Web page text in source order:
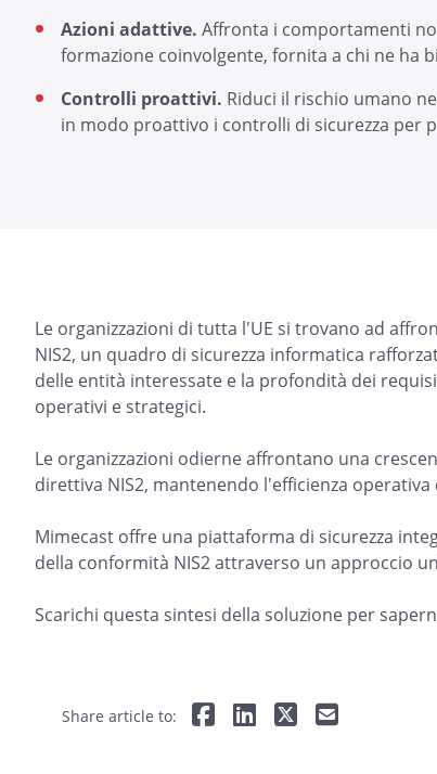
Azioni adattive. Affronta i comportamenti
formazione coinvolgente, fornita a chi ne ha
Controlli proattivi. Riduci il rischio umano
in modo proattivo i controlli di sicurezza per
Le organizzazioni di tutta l'UE si trovano ad
NIS2, un quadro di sicurezza informatica
delle entità interessate e la profondità dei
operativi e strategici.
Le organizzazioni odierne affrontano una
direttiva NIS2, mantenendo l'efficienza
Mimecast offre una piattaforma di sicurezza
della conformità NIS2 attraverso un approccio
Scarichi questa sintesi della soluzione per
Share article to: